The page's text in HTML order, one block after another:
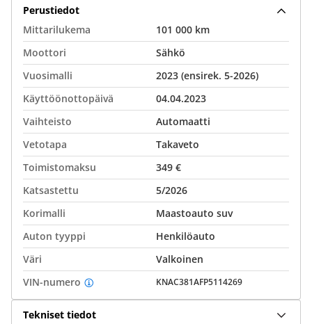
Perustiedot
Mittarilukema
101 000 km
Moottori
Sähkö
Vuosimalli
2023 (ensirek. 5-2026)
Käyttöönottopäivä
04.04.2023
Vaihteisto
Automaatti
Vetotapa
Takaveto
Toimistomaksu
349 €
Katsastettu
5/2026
Korimalli
Maastoauto suv
Auton tyyppi
Henkilöauto
Väri
Valkoinen
VIN-numero
KNAC381AFP5114269
Tekniset tiedot